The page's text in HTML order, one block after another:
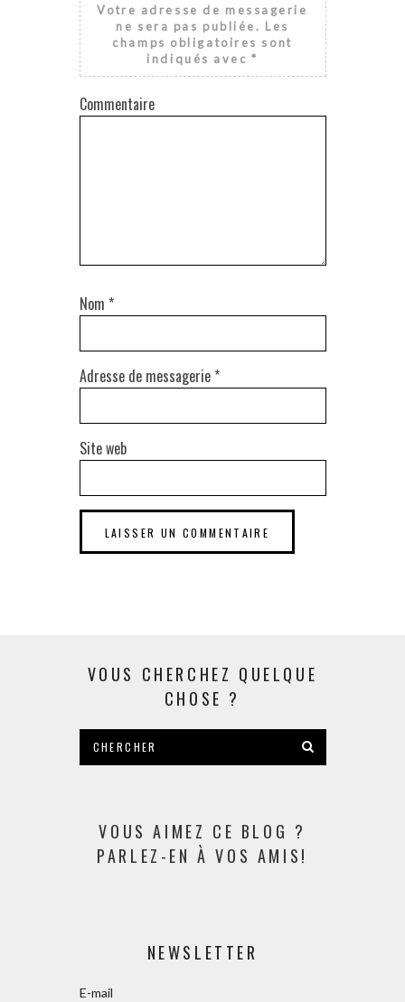
Votre adresse de messagerie
ne sera pas publiée. Les
champs obligatoires sont
indiqués avec*
Commentaire
Nom *
Adresse de messagerie *
Site web
VOUS CHERCHEZ QUELQUE
CHOSE ?
VOUS AIMEZ CE BLOG ?
PARLEZ-EN À VOS AMIS!
NEWSLETTER
E-mail